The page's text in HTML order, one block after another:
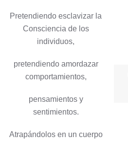
Pretendiendo esclavizar la
Consciencia de los
individuos,
pretendiendo amordazar
comportamientos,
pensamientos y
sentimientos.
Atrapándolos en un cuerpo